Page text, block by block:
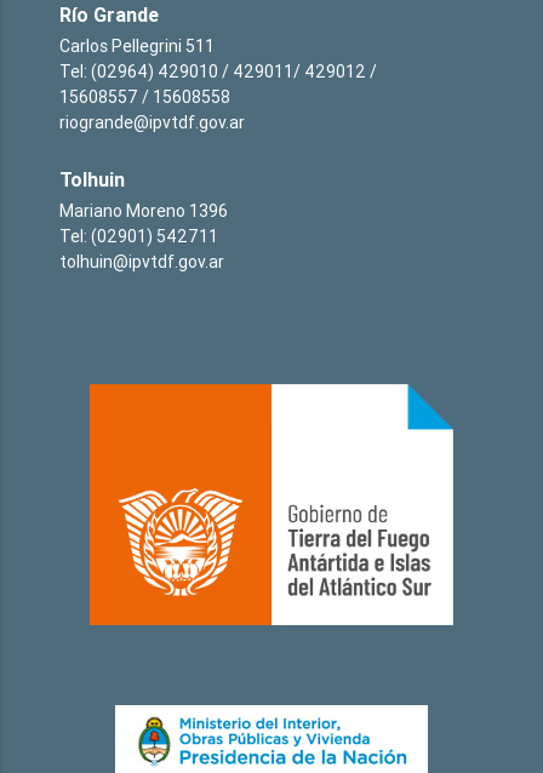
Río Grande
Carlos Pellegrini 511
Tel: (02964) 429010 / 429011/ 429012 /
15608557 / 15608558
riogrande@ipvtdf.gov.ar
Tolhuin
Mariano Moreno 1396
Tel: (02901) 542711
tolhuin@ipvtdf.gov.ar